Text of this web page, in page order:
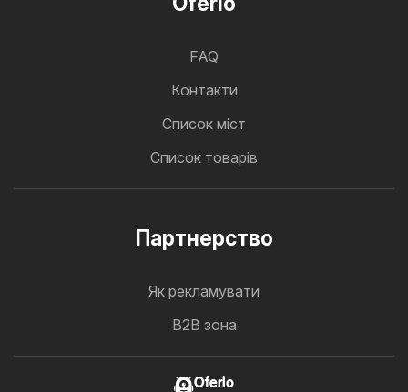
FAQ
Контакти
Cписок міст
Список товарів
Партнерство
Як рекламувати
B2B зона
Oferlo